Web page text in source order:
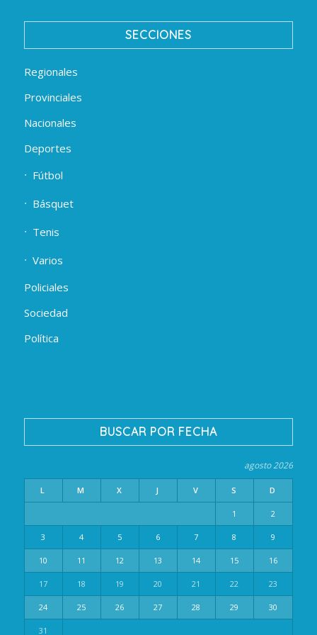
SECCIONES
Regionales
Provinciales
Nacionales
Deportes
Fútbol
Básquet
Tenis
Varios
Policiales
Sociedad
Política
BUSCAR POR FECHA
agosto 2026
L M X J V S D
1 2
3 4 5 6 7 8 9
10 11 12 13 14 15 16
17 18 19 20 21 22 23
24 25 26 27 28 29 30
31